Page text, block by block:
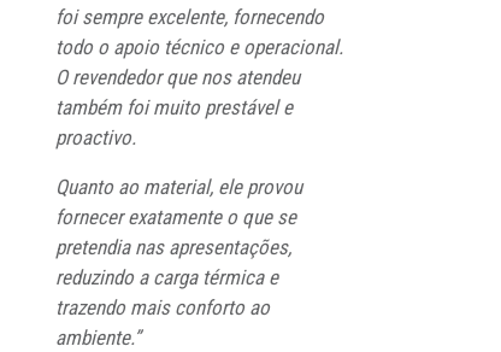
foi sempre excelente, fornecendo
todo o apoio técnico e operacional.
O revendedor que nos atendeu
também foi muito prestável e
proactivo.
Quanto ao material, ele provou
fornecer exatamente o que se
pretendia nas apresentações,
reduzindo a carga térmica e
trazendo mais conforto ao
ambiente.”